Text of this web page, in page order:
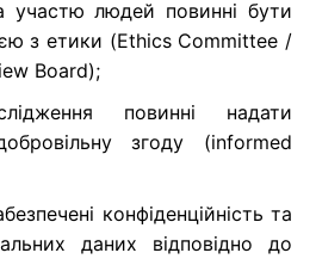
участю людей повинні бути
з етики (Ethics Committee /
Board);
повинні надати
згоду (informed
конфіденційність та
даних відповідно до